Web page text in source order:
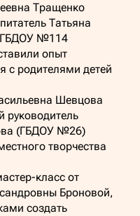
Тращенко
Татьяна
№114
опыт
с родителями детей
Шевцова
(ГБДОУ №26)
творчества
класс от
Броновой,
создать